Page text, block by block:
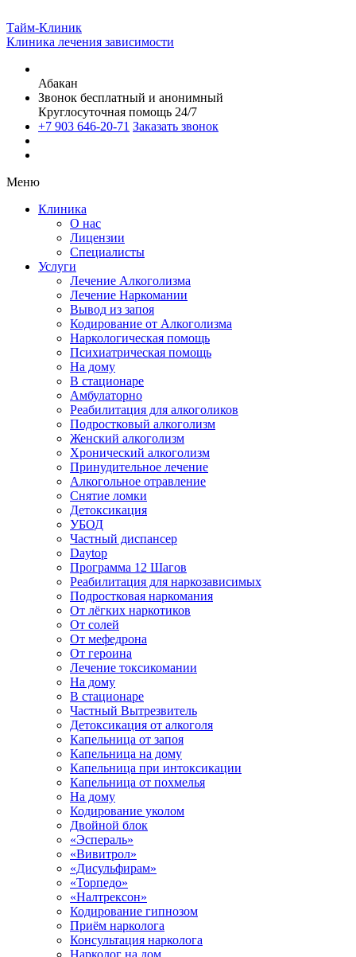
Тайм-Клиник
Клиника лечения зависимости
Абакан
Звонок бесплатный и анонимный
Круглосуточная помощь 24/7
+7 903 646-20-71 Заказать звонок
Меню
Клиника
О нас
Лицензии
Специалисты
Услуги
Лечение Алкоголизма
Лечение Наркомании
Вывод из запоя
Кодирование от Алкоголизма
Наркологическая помощь
Психиатрическая помощь
На дому
В стационаре
Амбулаторно
Реабилитация для алкоголиков
Подростковый алкоголизм
Женский алкоголизм
Хронический алкоголизм
Принудительное лечение
Алкогольное отравление
Снятие ломки
Детоксикация
УБОД
Частный диспансер
Daytop
Программа 12 Шагов
Реабилитация для наркозависимых
Подростковая наркомания
От лёгких наркотиков
От солей
От мефедрона
От героина
Лечение токсикомании
На дому
В стационаре
Частный Вытрезвитель
Детоксикация от алкоголя
Капельница от запоя
Капельница на дому
Капельница при интоксикации
Капельница от похмелья
На дому
Кодирование уколом
Двойной блок
«Эспераль»
«Вивитрол»
«Дисульфирам»
«Торпедо»
«Налтрексон»
Кодирование гипнозом
Приём нарколога
Консультация нарколога
Нарколог на дом